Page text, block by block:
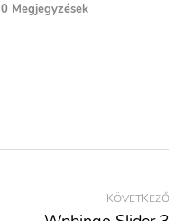
0 Megjegyzések
KÖVETKEZŐ